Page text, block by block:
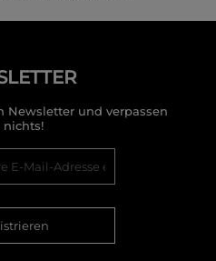
Newsletter und verpassen
nichts!